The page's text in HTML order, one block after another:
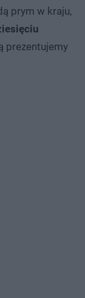
prym w kraju,
prezentujemy